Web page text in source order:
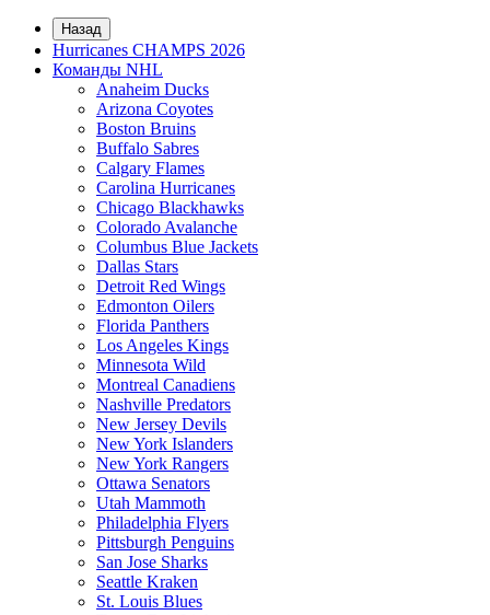
Назад
Hurricanes CHAMPS 2026
Команды NHL
Anaheim Ducks
Arizona Coyotes
Boston Bruins
Buffalo Sabres
Calgary Flames
Carolina Hurricanes
Chicago Blackhawks
Colorado Avalanche
Columbus Blue Jackets
Dallas Stars
Detroit Red Wings
Edmonton Oilers
Florida Panthers
Los Angeles Kings
Minnesota Wild
Montreal Canadiens
Nashville Predators
New Jersey Devils
New York Islanders
New York Rangers
Ottawa Senators
Utah Mammoth
Philadelphia Flyers
Pittsburgh Penguins
San Jose Sharks
Seattle Kraken
St. Louis Blues